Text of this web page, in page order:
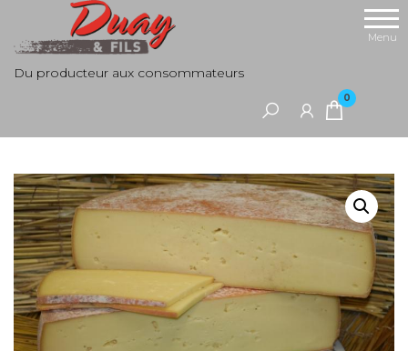
Du producteur aux consommateurs
0
Menu